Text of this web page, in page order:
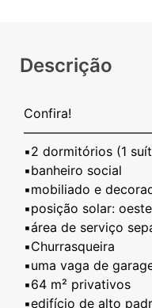
Descrição
Confira!
▪️2 dormitórios (1
▪️banheiro social
▪️mobiliado e
▪️posição solar:
▪️área de serviço
▪️Churrasqueira
▪️uma vaga de
▪️64 m² privativos
▪️edifício de alto